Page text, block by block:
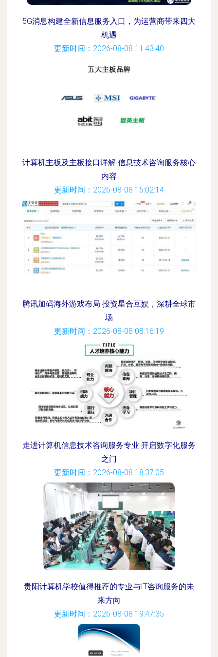
5G消息构建全新信息服务入口，为运营商带来四大
机遇
更新时间：2026-08-08 11:43:40
计算机主板及主板接口详解 信息技术咨询服务核心
内容
更新时间：2026-08-08 15:02:14
腾讯加码海外游戏布局 投资星合互娱，深耕全球市
场
更新时间：2026-08-08 08:16:19
走进计算机信息技术咨询服务专业 开启数字化服务
之门
更新时间：2026-08-08 18:37:05
贵阳计算机学校值得推荐的专业与IT咨询服务的未
来方向
更新时间：2026-08-08 19:47:35